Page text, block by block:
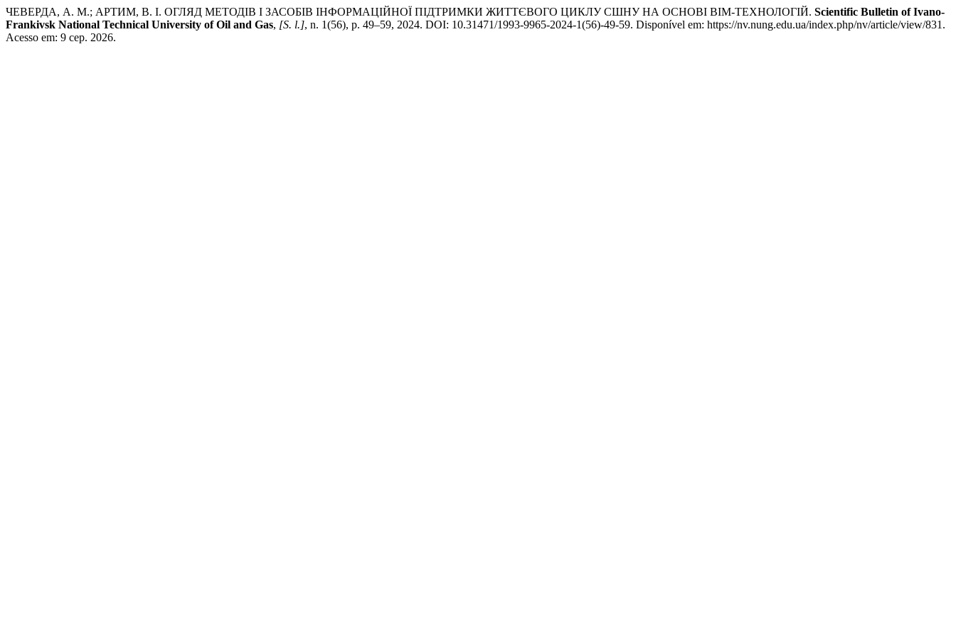
ЧЕВЕРДА, А. М.; АРТИМ, В. І. ОГЛЯД МЕТОДІВ І ЗАСОБІВ ІНФОРМАЦІЙНОЇ ПІДТРИМКИ ЖИТТЄВОГО ЦИКЛУ СШНУ НА ОСНОВІ BIM-ТЕХНОЛОГІЙ. Scientific Bulletin of Ivano-
Frankivsk National Technical University of Oil and Gas, [S. l.], n. 1(56), p. 49–59, 2024. DOI: 10.31471/1993-9965-2024-1(56)-49-59. Disponível em: https://nv.nung.edu.ua/index.php/nv/article/view/831.
Acesso em: 9 сер. 2026.